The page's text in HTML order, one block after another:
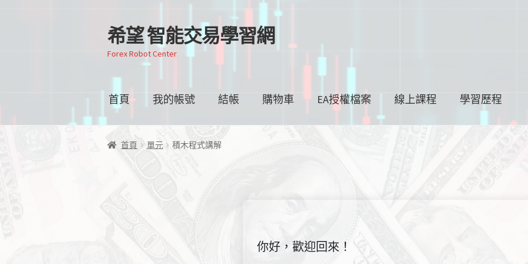
跳
至
導
覽
跳
至
主
要
容
希望 智能交易學習網
Forex Robot Center
首頁 我的帳號 結帳 購物車 EA授權檔案 線上課程 學習歷程
首頁 單元 積木程式講解
你好，歡迎回來！